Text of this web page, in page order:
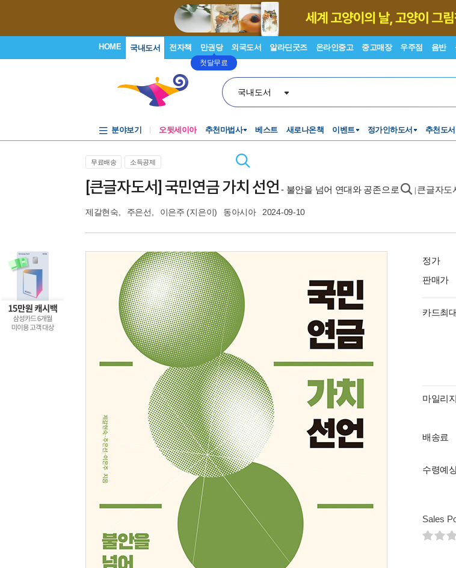
HOME 국내도서 전자책 만권당
첫달무료
외국도서 알라딘굿즈 온라인중고 중고매장 우주점 음반
국내도서
분야보기 오뒷세이아 추천마법사 베스트 새로나온책 이벤트 정가인하도서 추천도서
무료배송 소득공제
[큰글자도서] 국민연금 가치 선언- 불안을 넘어 연대와 공존으로 큰글자도
제갈현숙 주은선 이은주 (지은이) 동아시아 2024-09-10
정가
판매가
카드최
마일리지
배송료
수령예
Sales